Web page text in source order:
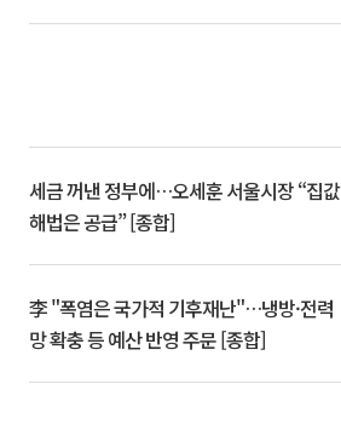
세금 꺼낸 정부에…오세훈 서울시장 “집값
해법은 공급” [종합]
李 "폭염은 국가적 기후재난"…냉방·전력
망 확충 등 예산 반영 주문 [종합]